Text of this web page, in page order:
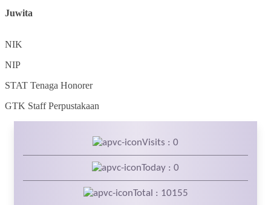
Juwita
NIK
NIP
STAT Tenaga Honorer
GTK Staff Perpustakaan
Visits : 0
Today : 0
Total : 10155